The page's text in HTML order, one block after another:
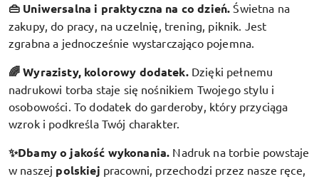
👜 Uniwersalna i praktyczna na co dzień. Świetna na
zakupy, do pracy, na uczelnię, trening, piknik. Jest
zgrabna a jednocześnie wystarczająco pojemna.
🌈 Wyrazisty, kolorowy dodatek. Dzięki pełnemu
nadrukowi torba staje się nośnikiem Twojego stylu i
osobowości. To dodatek do garderoby, który przyciąga
wzrok i podkreśla Twój charakter.
✨Dbamy o jakość wykonania. Nadruk na torbie powstaje
w naszej polskiej pracowni, przechodzi przez nasze ręce,